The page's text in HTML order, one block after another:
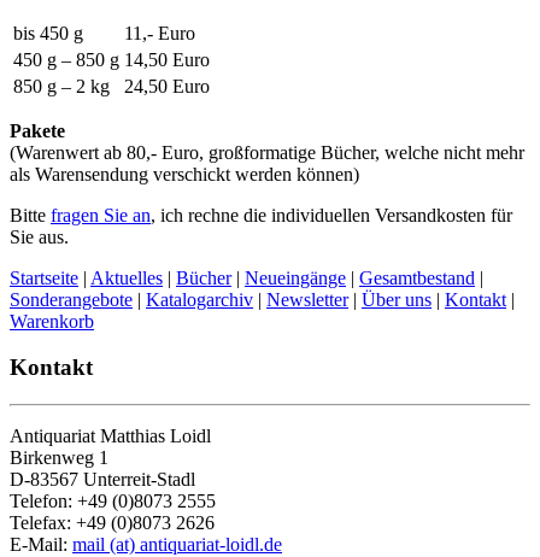
bis 450 g
11,- Euro
450 g – 850 g 14,50 Euro
850 g – 2 kg
24,50 Euro
Pakete
(Warenwert ab 80,- Euro, großformatige Bücher, welche nicht mehr
als Warensendung verschickt werden können)
Bitte fragen Sie an, ich rechne die individuellen Versandkosten für
Sie aus.
Startseite | Aktuelles | Bücher| Neueingänge | Gesamtbestand |
Sonderangebote | Katalogarchiv | Newsletter| Über uns | Kontakt |
Warenkorb
Kontakt
Antiquariat Matthias Loidl
Birkenweg 1
D-83567 Unterreit-Stadl
Telefon: +49 (0)8073 2555
Telefax: +49 (0)8073 2626
E-Mail: mail (at) antiquariat-loidl.de